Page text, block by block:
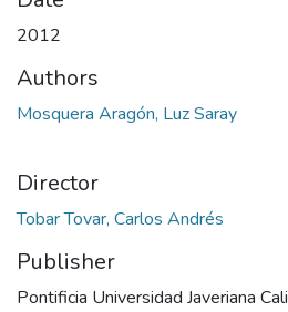
2012
Authors
Mosquera Aragón, Luz Saray
Director
Tobar Tovar, Carlos Andrés
Publisher
Pontificia Universidad Javeriana Cali